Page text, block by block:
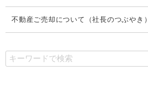
不動産ご売却について（社長のつぶやき）